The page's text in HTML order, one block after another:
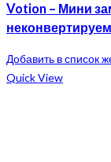
Votion – Мини
Добавить в список
Quick View